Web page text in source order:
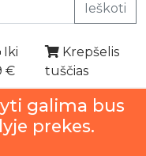
Ieškoti
Iki
€
Krepšelis
tuščias
galima bus
prekes.